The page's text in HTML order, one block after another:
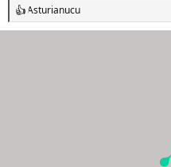
R
e
Asturianucu